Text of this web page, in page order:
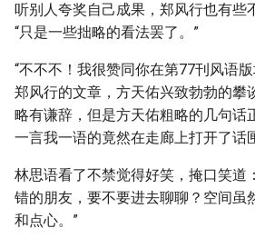
听别人夸奖自己成果，郑风行也有些
“只是一些拙略的看法罢了。”
“不不不！我很赞同你在第77刊风语
郑风行的文章，方天佑兴致勃勃的攀
略有谦辞，但是方天佑粗略的几句话
一言我一语的竟然在走廊上打开了话
林思语看了不禁觉得好笑，掩口笑道
错的朋友，要不要进去聊聊？空间虽
和点心。”